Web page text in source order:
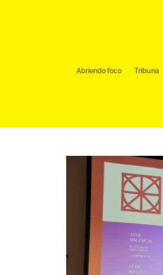
Abriendo foco Tribuna